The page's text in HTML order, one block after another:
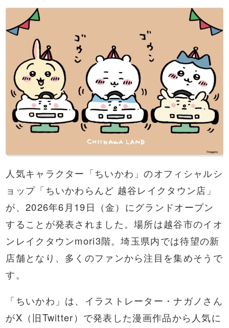
人気キャラクター「ちいかわ」のオフィシャルシ
ョップ「ちいかわらんど 越谷レイクタウン店」
が、2026年6月19日（金）にグランドオープン
することが発表されました。場所は越谷市のイオ
ンレイクタウンmori3階。埼玉県内では待望の新
店舗となり、多くのファンから注目を集めそうで
す。
「ちいかわ」は、イラストレーター・ナガノさん
がX（旧Twitter）で発表した漫画作品から人気に